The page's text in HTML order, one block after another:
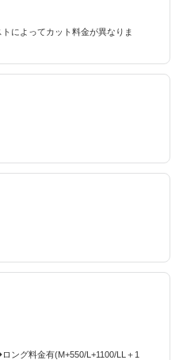
によってカット料金が異なりま
ング料金有(M+550/L+1100/LL＋1